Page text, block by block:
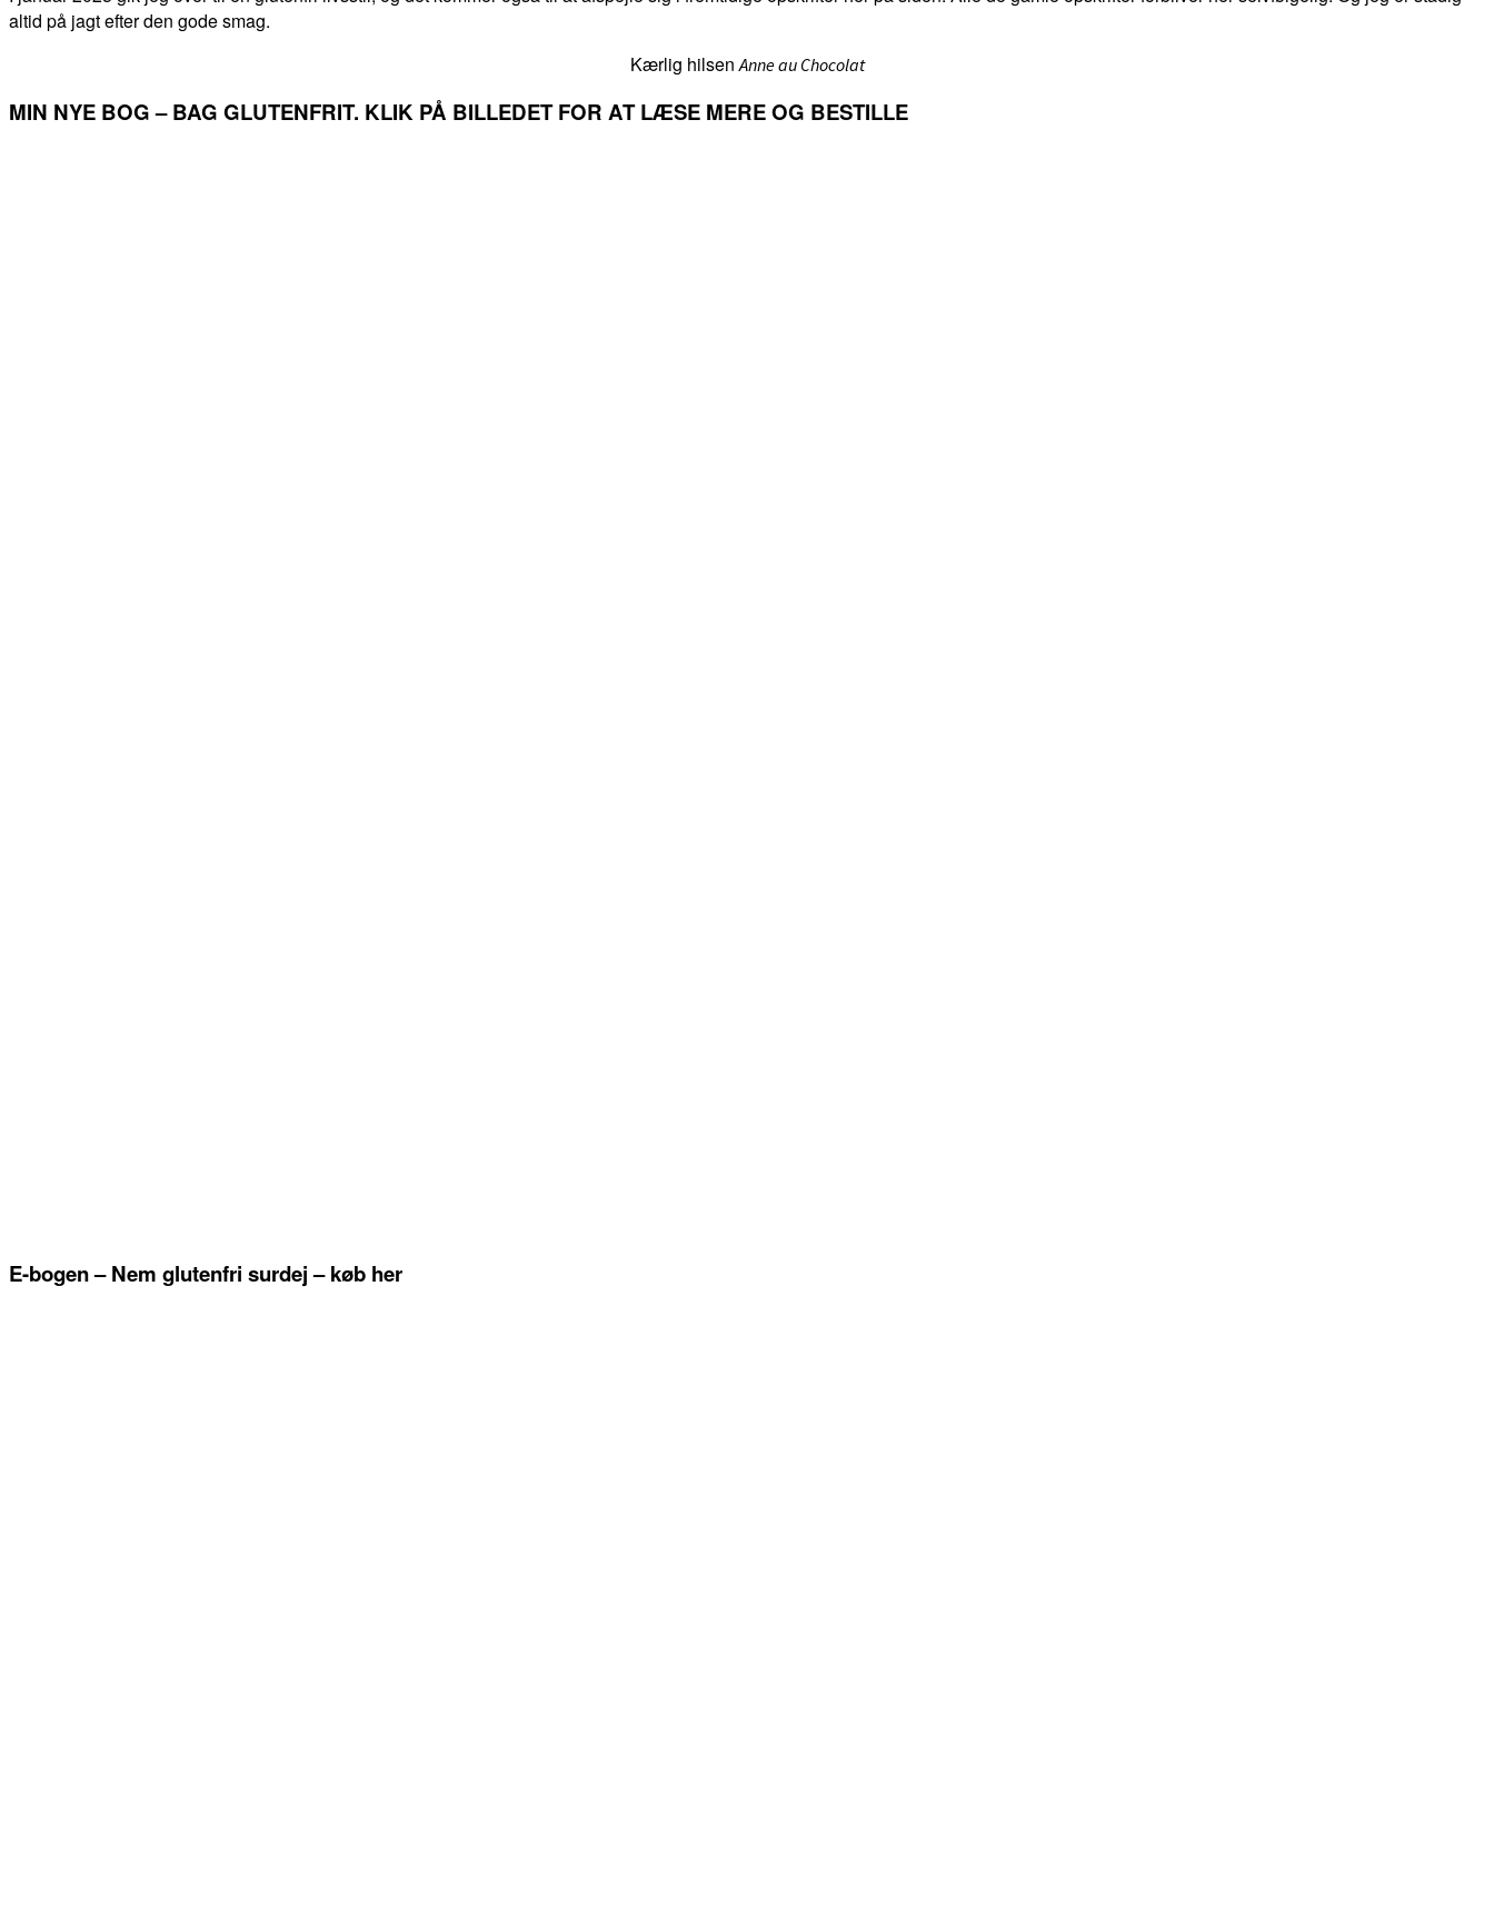
altid på jagt efter den gode smag.
Kærlig hilsenAnne au Chocolat
MIN NYE BOG – BAG GLUTENFRIT. KLIK PÅ BILLEDET FOR AT LÆSE MERE OG BESTILLE
E-bogen – Nem glutenfri surdej – køb her